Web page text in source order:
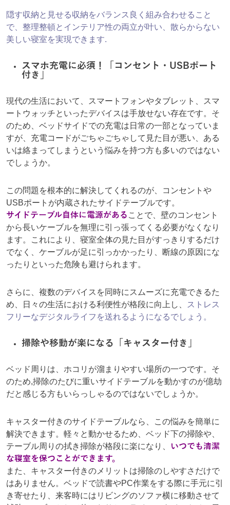
隠す収納と見せる収納をバランス良く組み合わせること
で、整理整頓とインテリア性の両立が叶い、散らからない
美しい寝室を実現できます.
スマホ充電に必須！「コンセント・USBポート
付き」
現代の生活において、スマートフォンやタブレット、スマ
ートウォッチといったデバイスは手放せない存在です。そ
のため、ベッドサイドでの充電は日常の一部となっていま
すが、充電コードがごちゃごちゃして見た目が悪い、ある
いは絡まってしまうという悩みを持つ方も多いのではない
でしょうか。
この問題を根本的に解決してくれるのが、コンセントや
USBポートが内蔵されたサイドテーブルです。
サイドテーブル自体に電源がある ことで、壁のコンセント
から長いケーブルを無理に引っ張ってくる必要がなくなり
ます。これにより、寝室全体の見た目がすっきりするだけ
でなく、ケーブルが足に引っかかったり、断線の原因にな
ったりといった危険も避けられます。
さらに、複数のデバイスを同時にスムーズに充電できるた
め、日々の生活における利便性が格段に向上し、
ストレス
フリーなデジタルライフを送れるようになるでしょう。
掃除や移動が楽になる「キャスター付き」
ベッド周りは、ホコリが溜まりやすい場所の一つです。そ
のため,掃除のたびに重いサイドテーブルを動かすのが億劫
だと感じる方もいらっしゃるのではないでしょうか。
キャスター付きのサイドテーブルなら、この悩みを簡単に
解決できます。軽々と動かせるため、ベッド下の掃除や、
テーブル周りの拭き掃除が格段に楽になり、
いつでも清潔
な寝室を保つことができます。
また、キャスター付きのメリットは掃除のしやすさだけで
はありません。ベッドで読書やPC作業をする際に手元に引
き寄せたり、来客時にはリビングのソファ横に移動させて